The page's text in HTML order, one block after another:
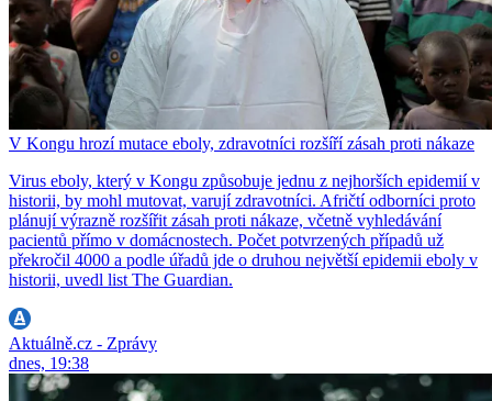
V Kongu hrozí mutace eboly, zdravotníci rozšíří zásah proti nákaze
Virus eboly, který v Kongu způsobuje jednu z nejhorších epidemií v
historii, by mohl mutovat, varují zdravotníci. Afričtí odborníci proto
plánují výrazně rozšířit zásah proti nákaze, včetně vyhledávání
pacientů přímo v domácnostech. Počet potvrzených případů už
překročil 4000 a podle úřadů jde o druhou největší epidemii eboly v
historii, uvedl list The Guardian.
Aktuálně.cz - Zprávy
dnes, 19:38